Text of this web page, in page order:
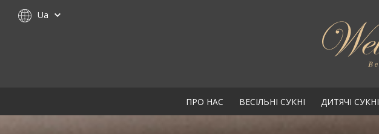
Ua
ПРО НАС ВЕСІЛЬНІ СУКНІ ДИТЯЧІ СУКНІ